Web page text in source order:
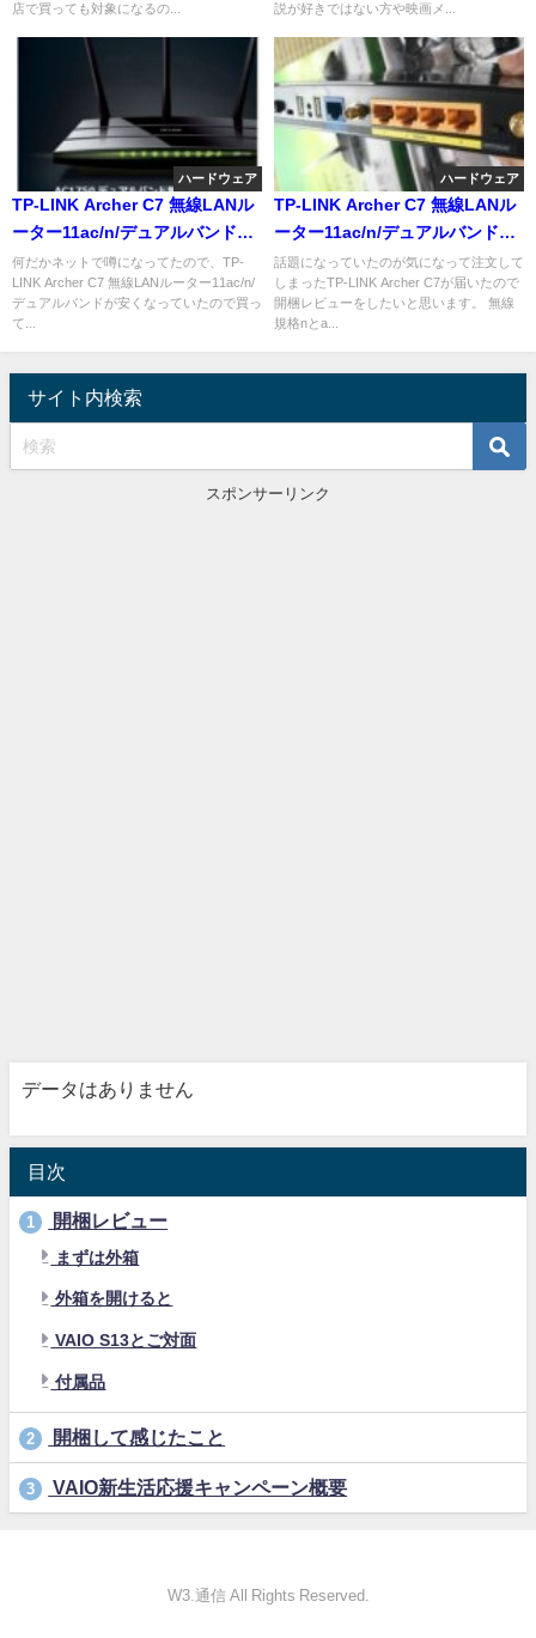
店で買っても対象になるの...
説が好きではない方や映画メ...
ハードウェア
TP-LINK Archer C7 無線LANル
ーター11ac/n/デュアルバンドを
購入しました
何だかネットで噂になってたので、TP-
LINK Archer C7 無線LANルーター11ac/n/
デュアルバンドが安くなっていたので買っ
て...
ハードウェア
TP-LINK Archer C7 無線LANル
ーター11ac/n/デュアルバンド
開梱＆使用感レビュー
話題になっていたのが気になって注文して
しまったTP-LINK Archer C7が届いたので
開梱レビューをしたいと思います。 無線
規格nとa...
サイト内検索
スポンサーリンク
データはありません
目次
1 開梱レビュー
まずは外箱
外箱を開けると
VAIO S13とご対面
付属品
2 開梱して感じたこと
3 VAIO新生活応援キャンペーン概要
W3.通信 All Rights Reserved.